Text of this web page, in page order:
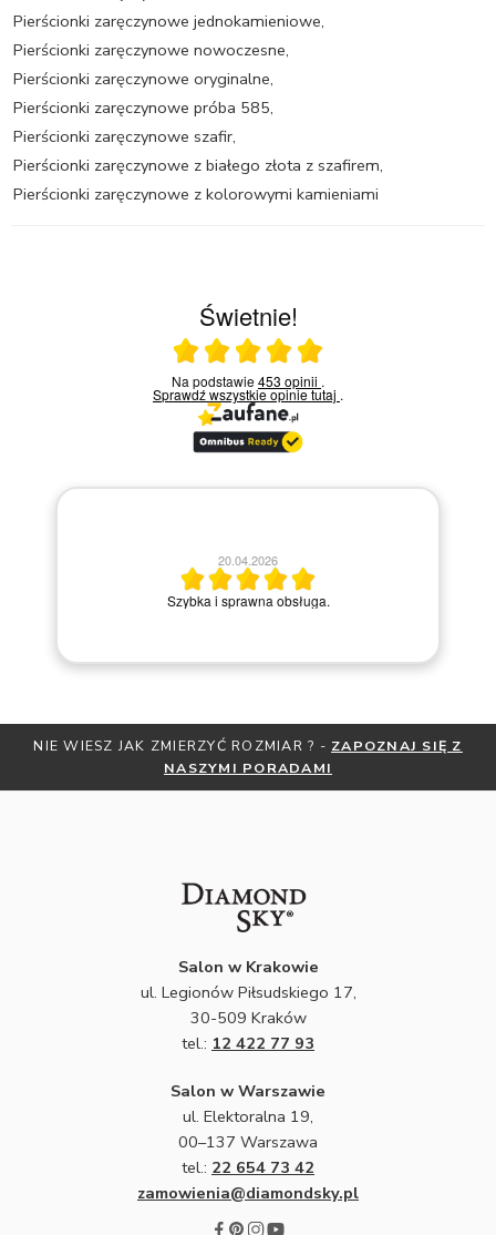
Pierścionki zaręczynowe jednokamieniowe,
Pierścionki zaręczynowe nowoczesne,
Pierścionki zaręczynowe oryginalne,
Pierścionki zaręczynowe próba 585,
Pierścionki zaręczynowe szafir,
Pierścionki zaręczynowe z białego złota z szafirem,
Pierścionki zaręczynowe z kolorowymi kamieniami
Świetnie!
Ocena średnia 5 na 5
Na podstawie453 opinii .
Sprawdź wszystkie opinietutaj .
20.04.2026
Szybka i sprawna obsługa.
JAK ZMIERZYĆ ROZMIAR ? -ZAPOZNAJ SIĘ Z
NASZYMI PORADAMI
Salon w Krakowie
ul. Legionów Piłsudskiego 17,
30-509 Kraków
tel.: 12 422 77 93
Salon w Warszawie
ul. Elektoralna 19,
00–137 Warszawa
tel.: 22 654 73 42
zamowienia@diamondsky.pl